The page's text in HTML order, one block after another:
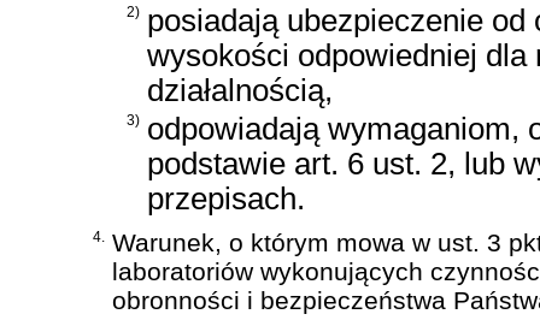
2) posiadają ubezpieczenie
wysokości odpowiedniej
działalnością,
3) odpowiadają wymaganiom,
podstawie art. 6 ust. 2, lub
przepisach.
4. Warunek, o którym mowa w ust. 3
laboratoriów wykonujących
obronności i bezpieczeństwa